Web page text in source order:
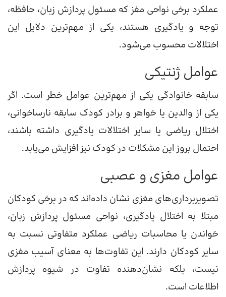
عملکرد برخی نواحی مغز که مسئول پردازش زبان، حافظه،
توجه و یادگیری هستند، یکی از مهم‌ترین دلایل این
اختلالات محسوب می‌شود.
عوامل ژنتیکی
سابقه خانوادگی یکی از مهم‌ترین عوامل خطر است. اگر
یکی از والدین یا خواهر و برادر کودک سابقه نارساخوانی،
اختلال ریاضی یا سایر اختلالات یادگیری داشته باشند،
احتمال بروز این مشکلات در کودک نیز افزایش می‌یابد.
عوامل مغزی و عصبی
تصویربرداری‌های مغزی نشان داده‌اند که در برخی کودکان
مبتلا به اختلال یادگیری، نواحی مسئول پردازش زبان،
خواندن یا محاسبات ریاضی عملکرد متفاوتی نسبت به
سایر کودکان دارند. این تفاوت‌ها به معنای آسیب مغزی
نیست، بلکه نشان‌دهنده تفاوت در شیوه پردازش
اطلاعات است.